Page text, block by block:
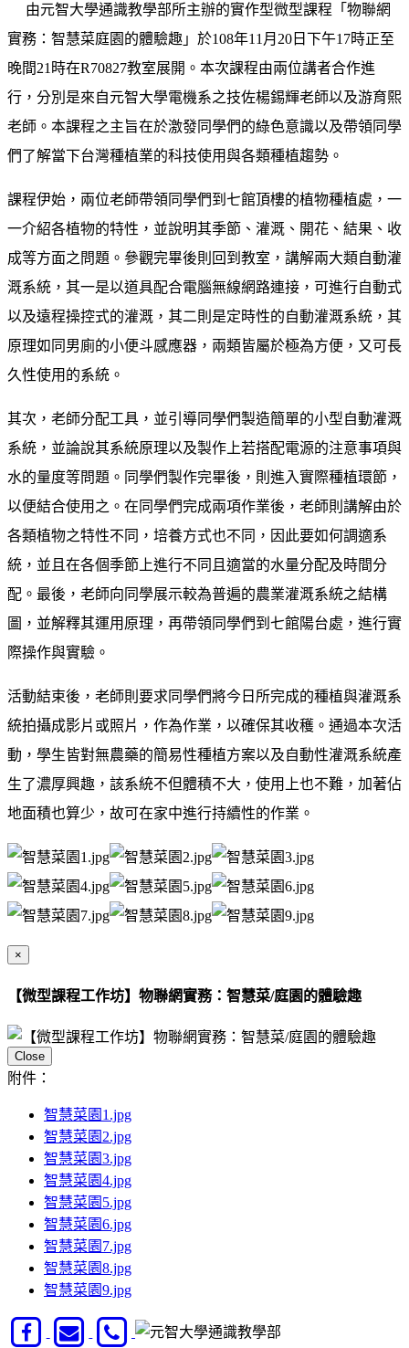
由元智大學通識教學部所主辦的實作型微型課程「物聯網
實務：智慧菜庭園的體驗趣」於108年11月20日下午17時正至
晚間21時在R70827教室展開。本次課程由兩位講者合作進
行，分別是來自元智大學電機系之技佐楊錫輝老師以及游育熙
老師。本課程之主旨在於激發同學們的綠色意識以及帶領同學
們了解當下台灣種植業的科技使用與各類種植趨勢。
課程伊始，兩位老師帶領同學們到七館頂樓的植物種植處，一
一介紹各植物的特性，並說明其季節、灌溉、開花、結果、收
成等方面之問題。參觀完畢後則回到教室，講解兩大類自動灌
溉系統，其一是以道具配合電腦無線網路連接，可進行自動式
以及遠程操控式的灌溉，其二則是定時性的自動灌溉系統，其
原理如同男廁的小便斗感應器，兩類皆屬於極為方便，又可長
久性使用的系統。
其次，老師分配工具，並引導同學們製造簡單的小型自動灌溉
系統，並論說其系統原理以及製作上若搭配電源的注意事項與
水的量度等問題。同學們製作完畢後，則進入實際種植環節，
以便結合使用之。在同學們完成兩項作業後，老師則講解由於
各類植物之特性不同，培養方式也不同，因此要如何調適系
統，並且在各個季節上進行不同且適當的水量分配及時間分
配。最後，老師向同學展示較為普遍的農業灌溉系統之結構
圖，並解釋其運用原理，再帶領同學們到七館陽台處，進行實
際操作與實驗。
活動結束後，老師則要求同學們將今日所完成的種植與灌溉系
統拍攝成影片或照片，作為作業，以確保其收穫。通過本次活
動，學生皆對無農藥的簡易性種植方案以及自動性灌溉系統產
生了濃厚興趣，該系統不但體積不大，使用上也不難，加著佔
地面積也算少，故可在家中進行持續性的作業。
×
【微型課程工作坊】物聯網實務：智慧菜/庭園的體驗趣
Close
附件：
智慧菜園1.jpg
智慧菜園2.jpg
智慧菜園3.jpg
智慧菜園4.jpg
智慧菜園5.jpg
智慧菜園6.jpg
智慧菜園7.jpg
智慧菜園8.jpg
智慧菜園9.jpg